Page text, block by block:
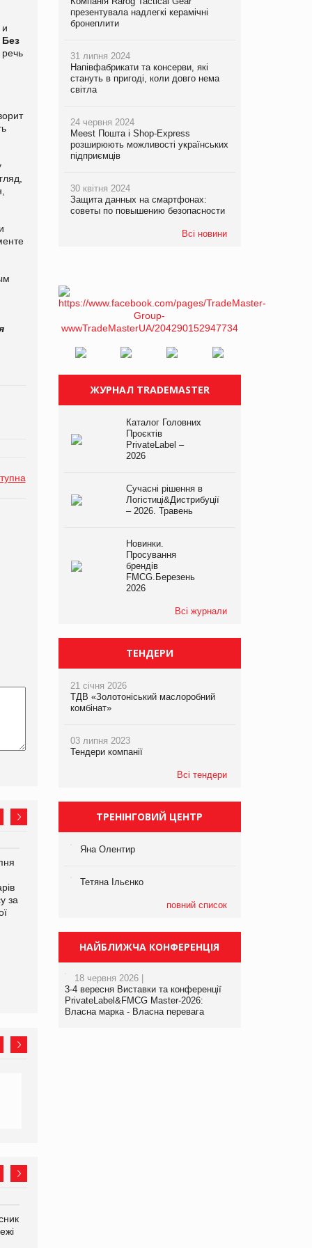
Без
за
з’явилися новинки від ТМ
заморожені хлібобулочні
вироби на
презентувала надлегкі керамічні
бронеплити
31 липня 2024
Напівфабрикати та консерви, які
стануть в пригоді, коли довго нема
світла
24 червня 2024
Meest Пошта і Shop-Express
розширюють можливості українських
підприємців
30 квітня 2024
Защита данных на смартфонах:
советы по повышению безопасности
Всі новини
ЖУРНАЛ TRADEMASTER
Каталог Головних
Проєктів
PrivateLabel –
2026
Сучасні рішення в
Логістиці&Дистрибуції
– 2026. Травень
Новинки.
Просування
брендів
FMCG.Березень
2026
Всі журнали
ТЕНДЕРИ
21 січня 2026
ТДВ «Золотоніський маслоробний
комбінат»
03 липня 2023
Тендери компанії
Всі тендери
ТРЕНІНГОВИЙ ЦЕНТР
Яна Олентир
Тетяна Ільєнко
повний список
НАЙБЛИЖЧА КОНФЕРЕНЦІЯ
18 червня 2026 |
3-4 вересня Виставки та конференції
PrivateLabel&FMCG Master-2026:
Власна марка - Власна перевага